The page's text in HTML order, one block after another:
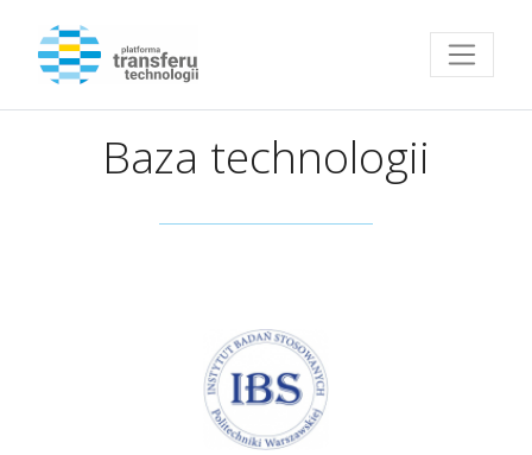
Przejdź do strony głównej
Baza technologii